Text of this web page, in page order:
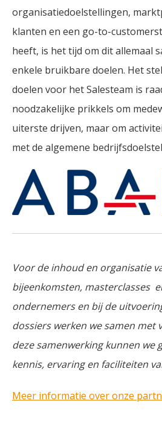
organisatiedoelstellingen,
klanten en een go-to-
heeft, is het tijd om dit allemaal
enkele bruikbare doelen. Het
doelen voor het Salesteam is
noodzakelijke prikkels om
uiterste drijven, maar om
met de algemene
Voor de inhoud en organisatie
bijeenkomsten, masterclasses
ondernemers en bij de
dossiers werken we samen met
deze samenwerking kunnen we
kennis, ervaring en faciliteiten
Meer informatie over onze